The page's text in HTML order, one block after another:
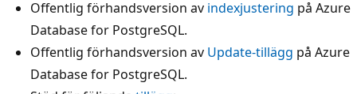
Offentlig förhandsversion av indexjustering på Azure
Database for PostgreSQL.
Offentlig förhandsversion av Update-tillägg på Azure
Database for PostgreSQL.